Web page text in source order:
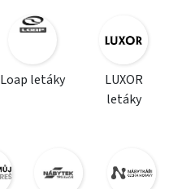
Loap letáky
LUXOR
letáky